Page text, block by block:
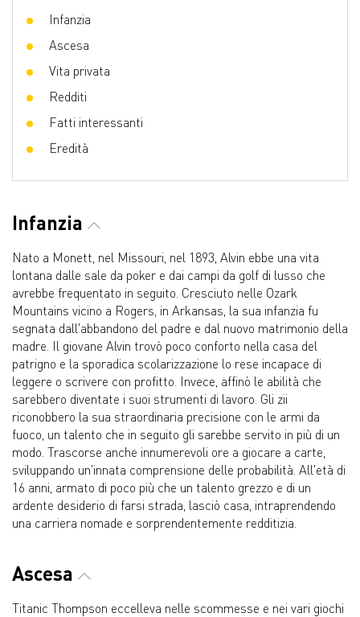
Infanzia
Ascesa
Vita privata
Redditi
Fatti interessanti
Eredità
Infanzia
Nato a Monett, nel Missouri, nel 1893, Alvin ebbe una vita
lontana dalle sale da poker e dai campi da golf di lusso che
avrebbe frequentato in seguito. Cresciuto nelle Ozark
Mountains vicino a Rogers, in Arkansas, la sua infanzia fu
segnata dall'abbandono del padre e dal nuovo matrimonio della
madre. Il giovane Alvin trovò poco conforto nella casa del
patrigno e la sporadica scolarizzazione lo rese incapace di
leggere o scrivere con profitto. Invece, affinò le abilità che
sarebbero diventate i suoi strumenti di lavoro. Gli zii
riconobbero la sua straordinaria precisione con le armi da
fuoco, un talento che in seguito gli sarebbe servito in più di un
modo. Trascorse anche innumerevoli ore a giocare a carte,
sviluppando un'innata comprensione delle probabilità. All'età di
16 anni, armato di poco più che un talento grezzo e di un
ardente desiderio di farsi strada, lasciò casa, intraprendendo
una carriera nomade e sorprendentemente redditizia.
Ascesa
Titanic Thompson eccelleva nelle scommesse e nei vari giochi